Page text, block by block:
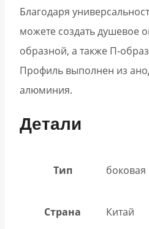
Благодаря
можете создать душевое
образной, а также П-
Профиль выполнен из
алюминия.
Детали
Тип
Страна Китай